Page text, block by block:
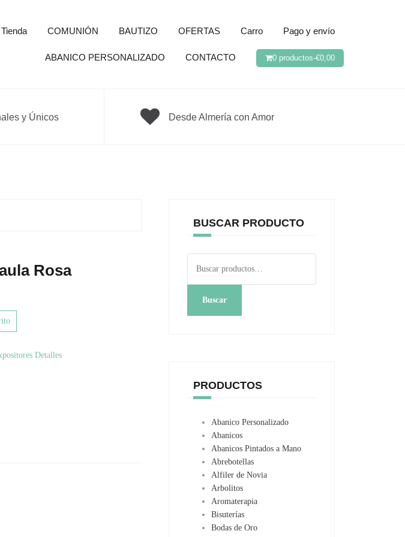
Tienda COMUNIÓN BAUTIZO OFERTAS Carro Pago y envío
ABANICO PERSONALIZADO CONTACTO 0 productos-€0,00
y Únicos Desde Almería con Amor
Rosa
Detalles
BUSCAR PRODUCTO
por:
Buscar
PRODUCTOS
Abanico Personalizado
Abanicos
Abanicos Pintados a Mano
Abrebotellas
Alfiler de Novia
Arbolitos
Aromaterapia
Bisuterías
Bodas de Oro